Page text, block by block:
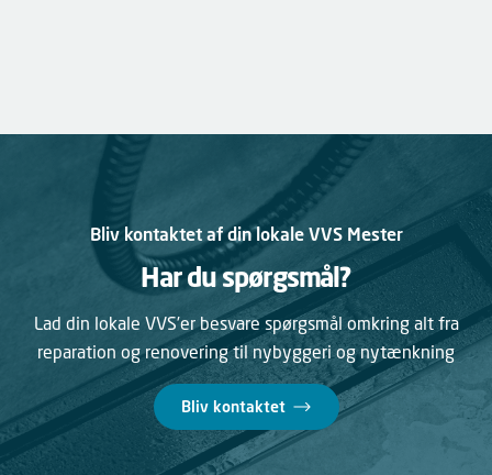
Bliv kontaktet af din lokale VVS Mester
Har du spørgsmål?
Lad din lokale VVS’er besvare spørgsmål omkring alt fra
reparation og renovering til nybyggeri og nytænkning
Bliv kontaktet